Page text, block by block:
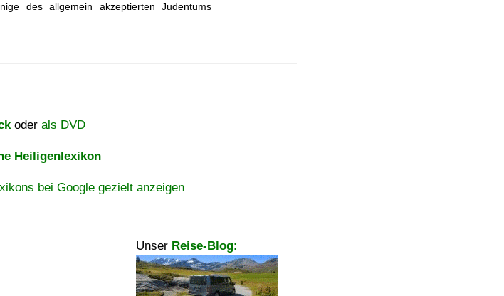
des allgemein akzeptierten Judentums
oder als DVD
Heiligenlexikon
bei Google gezielt anzeigen
Unser Reise-Blog: